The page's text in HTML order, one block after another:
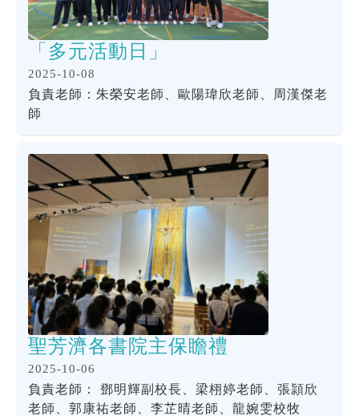
「多元活動日」
2025-10-08
負責老師：朱榮安老師、歐陽瑋欣老師、周漢傑老
師
聖芳濟各書院主保瞻禮
2025-10-06
負責老師： 鄧明輝副校長、梁栩婷老師、張頴欣
老師、郭康祐老師、李芷晴老師、龍婉雯校牧